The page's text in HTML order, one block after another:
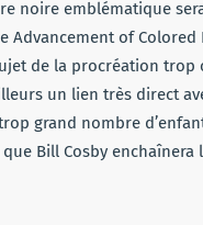
noire emblématique
Advancement of
de la procréation trop
un lien très direct
grand nombre
Bill Cosby